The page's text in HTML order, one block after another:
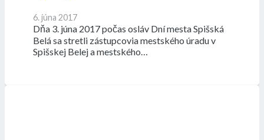
6. júna 2017
Dňa 3. júna 2017 počas osláv Dní mesta Spišská
Belá sa stretli zástupcovia mestského úradu v
Spišskej Belej a mestského…